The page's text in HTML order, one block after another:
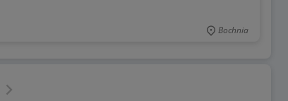
Bochnia
Następna strona